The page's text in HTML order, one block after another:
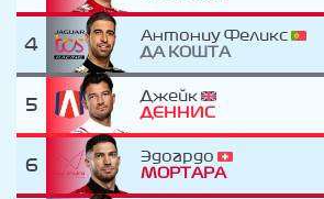
4
Антониу Феликс
ДА КОШТА
5
Джейк
ДЕННИС
6
Эдоардо
МОРТАРА